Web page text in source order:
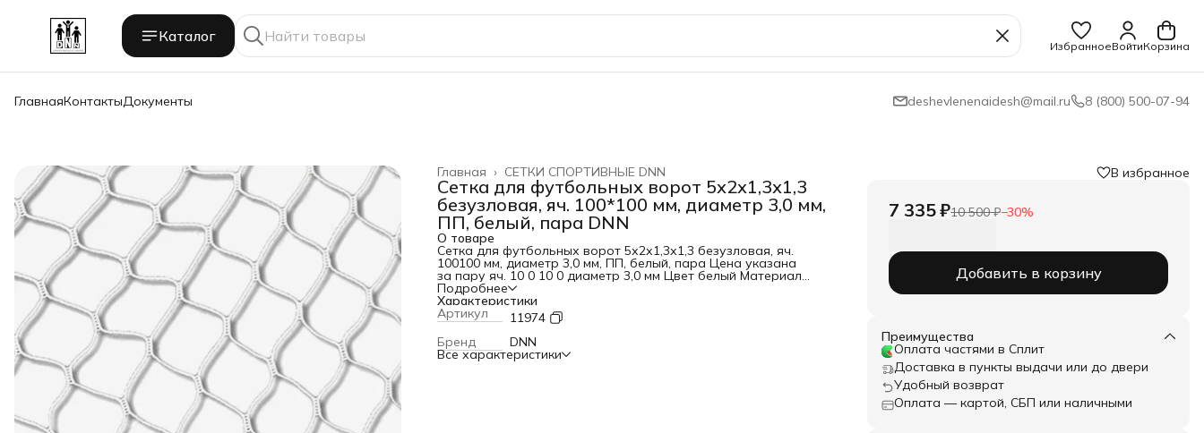
Каталог
ИзбранноеВойтиКорзина
ГлавнаяКонтактыДокументы deshevlenenaidesh@mail.ru 8 (800) 500-07-94
СЕТКИ СПОРТИВНЫЕ DNN
Главная ›
Сетка для футбольных ворот 5х2х1,3х1,3
безузловая, яч. 100*100 мм, диаметр 3,0 мм,
ПП, белый, пара DNN
О товаре
Сетка для футбольных ворот 5х2х1,3х1,3 безузловая, яч.
100100 мм, диаметр 3,0 мм, ПП, белый, пара Цена указана
за пару яч. 10 0 10 0 диаметр 3,0 мм Цвет белый Материал
Полипропилен
Подробнее
Характеристики
Артикул
11974
Бренд
DNN
Все характеристики
В избранное
7 335 ₽10 500 ₽−30%
Добавить в корзину
Преимущества
Оплата частями в Сплит
Доставка в пункты выдачи или до двери
Удобный возврат
Оплата — картой, СБП или наличными